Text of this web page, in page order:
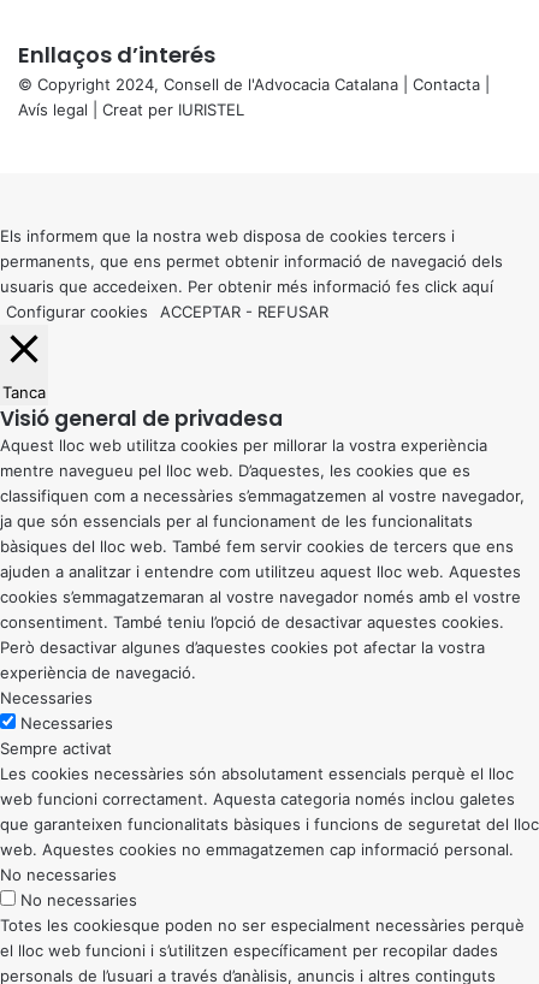
Enllaços d’interés
© Copyright 2024, Consell de l'Advocacia Catalana | Contacta
Avís legal | Creat per IURISTEL
button
Els informem que la nostra web disposa de cookies tercers i
permanents, que ens permet obtenir informació de navegació dels
usuaris que accedeixen. Per obtenir més informació fes click aquí
Configurar cookies
ACCEPTAR - REFUSAR
Tanca
Visió general de privadesa
Aquest lloc web utilitza cookies per millorar la vostra experiència
mentre navegueu pel lloc web. D’aquestes, les cookies que es
classifiquen com a necessàries s’emmagatzemen al vostre navegador,
ja que són essencials per al funcionament de les funcionalitats
bàsiques del lloc web. També fem servir cookies de tercers que ens
ajuden a analitzar i entendre com utilitzeu aquest lloc web. Aquestes
cookies s’emmagatzemaran al vostre navegador només amb el vostre
consentiment. També teniu l’opció de desactivar aquestes cookies.
Però desactivar algunes d’aquestes cookies pot afectar la vostra
experiència de navegació.
Necessaries
Necessaries
Sempre activat
Les cookies necessàries són absolutament essencials perquè el lloc
web funcioni correctament. Aquesta categoria només inclou galetes
que garanteixen funcionalitats bàsiques i funcions de seguretat del lloc
web. Aquestes cookies no emmagatzemen cap informació personal.
No necessaries
No necessaries
Totes les cookiesque poden no ser especialment necessàries perquè
el lloc web funcioni i s’utilitzen específicament per recopilar dades
personals de l’usuari a través d’anàlisis, anuncis i altres continguts